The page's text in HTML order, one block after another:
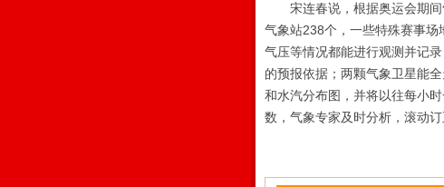
宋连春说，根据奥运会期间
气象站238个，一些特殊赛事
气压等情况都能进行观测并记
的预报依据；两颗气象卫星能
和水汽分布图，并将以往每小
数，气象专家及时分析，滚动订